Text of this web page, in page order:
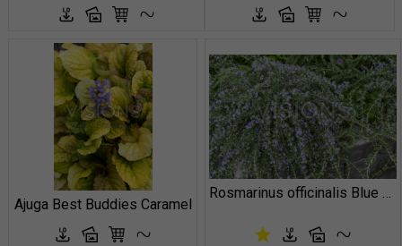
Ajuga Best Buddies Caramel
Rosmarinus officinalis Blue Cascade